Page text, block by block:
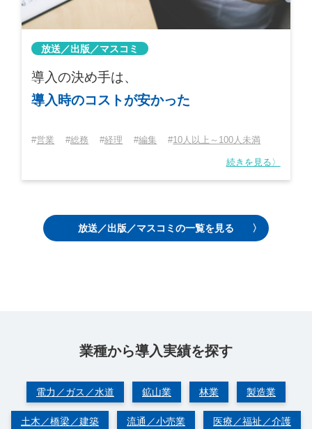
放送／出版／マスコミ
導入の決め手は、
導入時のコストが安かった
営業 総務 経理 編集 10人以上～100人未満
続きを見る〉
放送／出版／マスコミの一覧を見る
業種から導⼊実績を探す
電力／ガス／水道 鉱山業 林業 製造業
土木／橋梁／建築 流通／小売業 医療／福祉／介護